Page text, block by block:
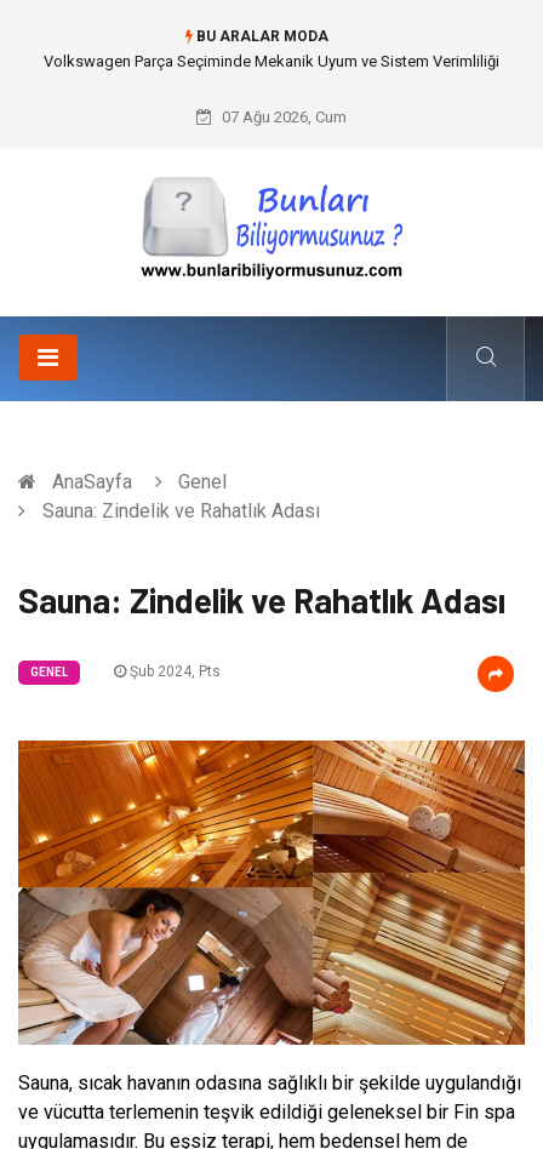
BU ARALAR MODA
Best Wedding Photographer in Turkey Seçimi Nasıl Yapılmalı?
07 Ağu 2026, Cum
AnaSayfa
Genel
Sauna: Zindelik ve Rahatlık Adası
Sauna: Zindelik ve Rahatlık Adası
GENEL Şub 2024, Pts
Sauna, sıcak havanın odasına sağlıklı bir şekilde uygulandığı
ve vücutta terlemenin teşvik edildiği geleneksel bir Fin spa
uygulamasıdır. Bu eşsiz terapi, hem bedensel hem de